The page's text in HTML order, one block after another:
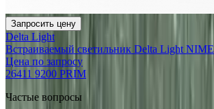
Запросить цену
Delta Light
Встраиваемый светильник Delta Light NIME
Цена по запросу
26411 9200 PRIM
Частые вопросы